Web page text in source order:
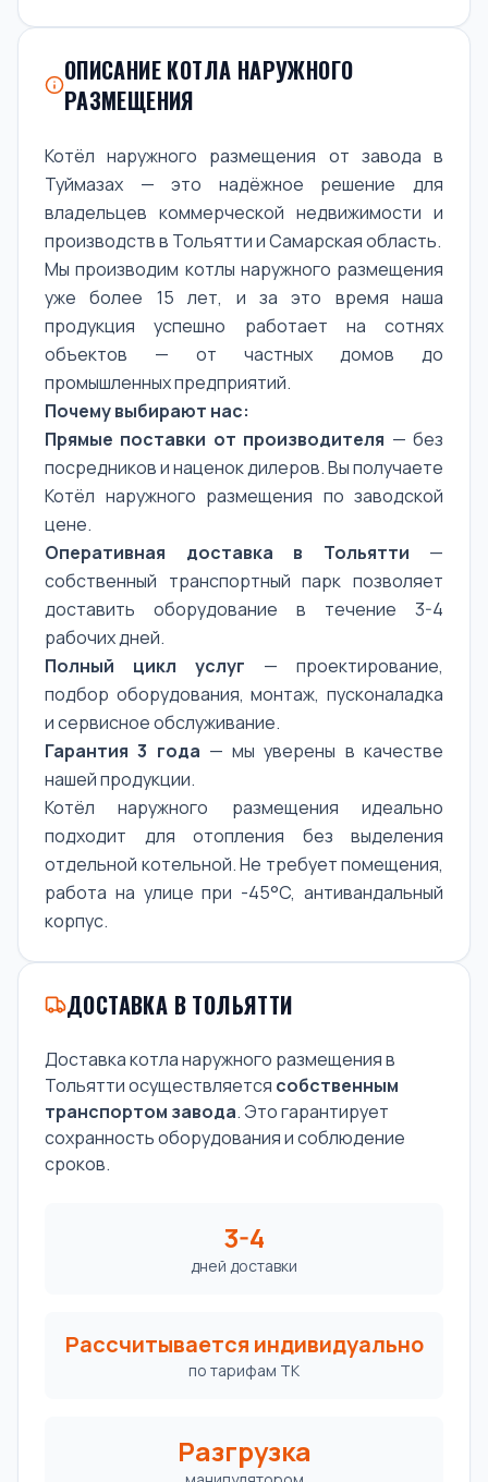
ОПИСАНИЕ КОТЛА НАРУЖНОГО
РАЗМЕЩЕНИЯ
Котёл наружного размещения от завода в
Туймазах — это надёжное решение для
владельцев коммерческой недвижимости и
производств в Тольятти и Самарская область.
Мы производим котлы наружного размещения
уже более 15 лет, и за это время наша
продукция успешно работает на сотнях
объектов — от частных домов до
промышленных предприятий.
Почему выбирают нас:
Прямые поставки от производителя — без
посредников и наценок дилеров. Вы получаете
Котёл наружного размещения по заводской
цене.
Оперативная доставка в Тольятти —
собственный транспортный парк позволяет
доставить оборудование в течение 3-4
рабочих дней.
Полный цикл услуг — проектирование,
подбор оборудования, монтаж, пусконаладка
и сервисное обслуживание.
Гарантия 3 года — мы уверены в качестве
нашей продукции.
Котёл наружного размещения идеально
подходит для отопления без выделения
отдельной котельной. Не требует помещения,
работа на улице при -45°C, антивандальный
корпус.
ДОСТАВКА В ТОЛЬЯТТИ
Доставка котла наружного размещения в
Тольятти осуществляется собственным
транспортом завода. Это гарантирует
сохранность оборудования и соблюдение
сроков.
3-4
дней доставки
Рассчитывается индивидуально
по тарифам ТК
Разгрузка